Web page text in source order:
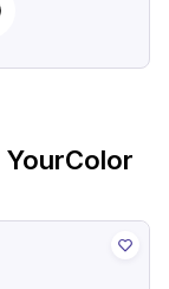
YourColor